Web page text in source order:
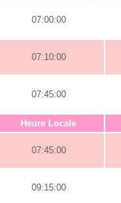
07:00:00
07:10:00
07:45:00
Heure Locale
07:45:00
09:15:00